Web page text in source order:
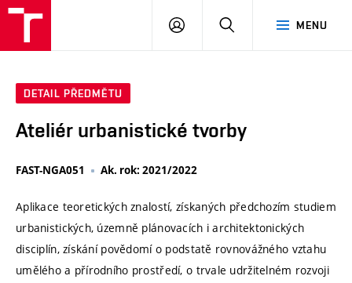
MENU
PŘIHLÁSIT
DETAIL PŘEDMĚTU
Ateliér urbanistické tvorby
FAST-NGA051 Ak. rok: 2021/2022
Aplikace teoretických znalostí, získaných předchozím studiem
urbanistických, územně plánovacích i architektonických
disciplín, získání povědomí o podstatě rovnovážného vztahu
umělého a přírodního prostředí, o trvale udržitelném rozvoji